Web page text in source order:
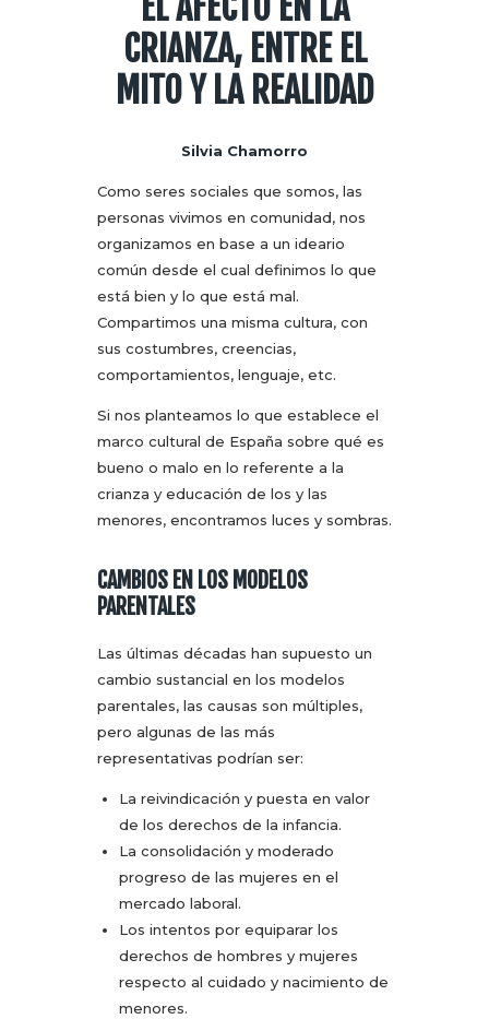
CRIANZA, ENTRE EL
MITO Y LA REALIDAD
Silvia Chamorro
Como seres sociales que somos, las
personas vivimos en comunidad, nos
organizamos en base a un ideario
común desde el cual definimos lo que
está bien y lo que está mal.
Compartimos una misma cultura, con
sus costumbres, creencias,
comportamientos, lenguaje, etc.
Si nos planteamos lo que establece el
marco cultural de España sobre qué es
bueno o malo en lo referente a la
crianza y educación de los y las
menores, encontramos luces y sombras.
CAMBIOS EN LOS MODELOS
PARENTALES
Las últimas décadas han supuesto un
cambio sustancial en los modelos
parentales, las causas son múltiples,
pero algunas de las más
representativas podrían ser:
La reivindicación y puesta en valor
de los derechos de la infancia.
La consolidación y moderado
progreso de las mujeres en el
mercado laboral.
Los intentos por equiparar los
derechos de hombres y mujeres
respecto al cuidado y nacimiento de
menores.